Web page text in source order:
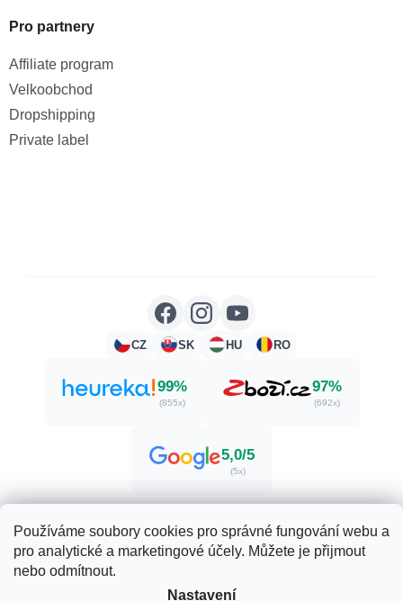
Používáme soubory cookies pro správné fungování webu a
pro analytické a marketingové účely. Můžete je přijmout
nebo odmítnout.
Nastavení
Pro partnery
Affiliate program
Velkoobchod
Dropshipping
Private label
CZ SK HU RO
99%
(855x)
97%
(692x)
5,0/5
(5x)
Vytvořil Shoptet